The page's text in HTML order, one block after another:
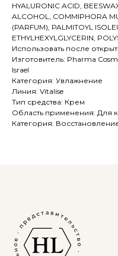
HYALURONIC ACID,
ALCOHOL, COMMIPHORA
(PARFUM), PALMITOYL
ETHYLHEXYLGLYCERIN,
Использовать после
Изготовитель: Pharma
Israel
Категория: Увлажнение
Линия: Vitalise
Тип средства: Крем
Область применения: Для
Категория: